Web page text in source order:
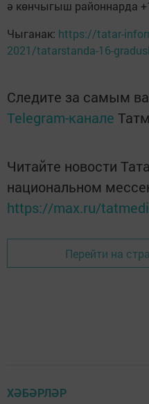
ә көнчыгыш районнарда
Чыганак: https://tatar-
2021/tatarstanda-16-
Следите за самым
Telegram-канале
Читайте новости
национальном
https://max.ru/
Перейти на
ХӘБӘРЛӘР